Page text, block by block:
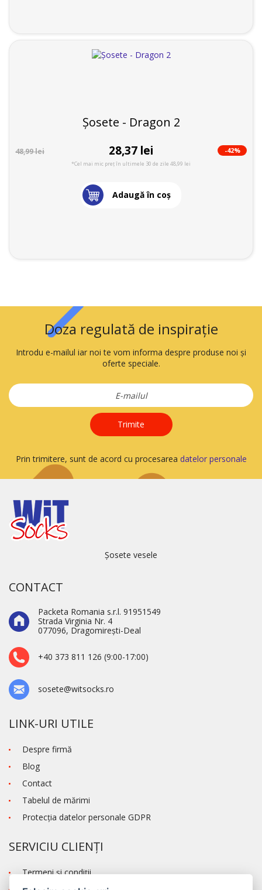
Șosete - Dragon 2
48,99 lei 28,37 lei -42%
*Cel mai mic preț în ultimele 30 de zile 48,99 lei
Adaugă în coş
Doza regulată de inspirație
Introdu e-mailul iar noi te vom informa despre produse noi și
oferte speciale.
Trimite
Prin trimitere, sunt de acord cu procesarea datelor personale
Șosete vesele
CONTACT
Packeta Romania s.r.l. 91951549
Strada Virginia Nr. 4
077096, Dragomirești-Deal
+40 373 811 126 (9:00-17:00)
sosete@witsocks.ro
LINK-URI UTILE
Despre firmă
Blog
Contact
Tabelul de mărimi
Protecţia datelor personale GDPR
SERVICIU CLIENȚI
Termeni şi condiţii